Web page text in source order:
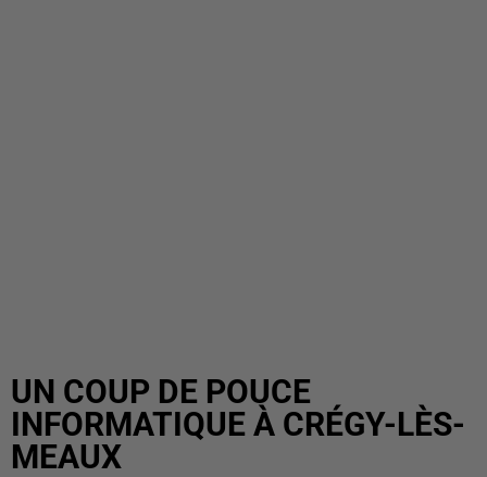
UN COUP DE POUCE
INFORMATIQUE À CRÉGY-LÈS-
MEAUX